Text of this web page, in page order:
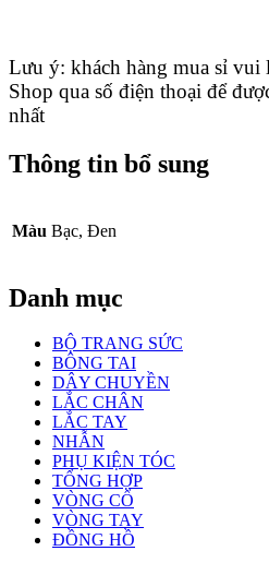
Lưu ý: khách hàng mua sỉ
Shop qua số điện thoại để
nhất
Thông tin bổ sung
Màu Bạc, Đen
Danh mục
BỘ TRANG SỨC
BÔNG TAI
DÂY CHUYỀN
LẮC CHÂN
LẮC TAY
NHẪN
PHỤ KIỆN TÓC
TỔNG HỢP
VÒNG CỔ
VÒNG TAY
ĐỒNG HỒ